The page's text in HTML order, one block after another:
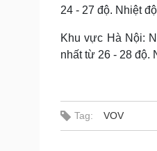
24 - 27 độ. Nhiệt
Khu vực Hà Nội:
nhất từ 26 - 28 độ.
Tag: VOV